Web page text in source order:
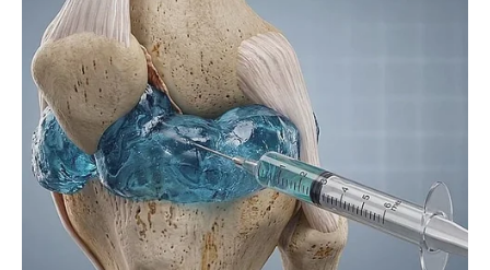
Poslije mnogo tuge dolazi osoba ili prilika koja vam vraća
vjeru u život.
Ljubav vam liječi srce
Pred vama su veoma nježni i sudbinski trenuci.
LAV